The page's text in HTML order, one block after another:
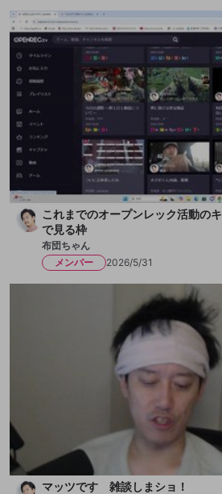
これまでのオープンレック活動の
で見る枠
布団ちゃん
メンバー
2026/5/31
マッツです 雑談しまショ！